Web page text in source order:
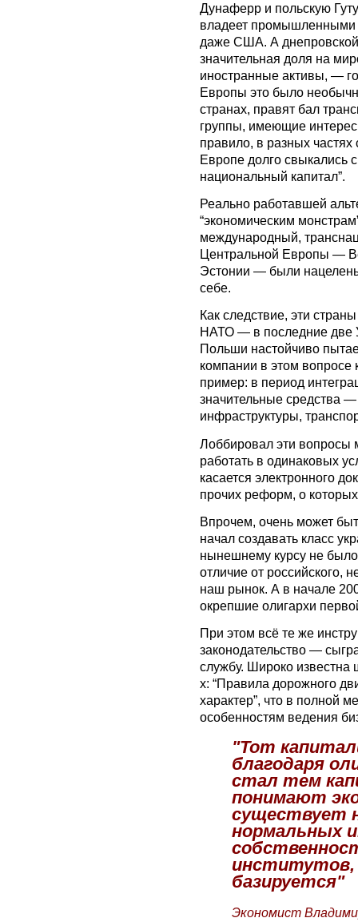
Дунаферр и польскую
владеет промышленными
даже США. А
значительная доля на
иностранные активы, —
Европы это было
странах, правят бал
группы, имеющие
правило, в разных
Европе долго свыкались
национальный капитал”.
Реально работавшей
“экономическим
международный,
Центральной Европы —
Эстонии — были
себе.
Как следствие, эти
НАТО — в последние две
Польши настойчиво
компании в этом вопросе
пример: в период
значительные средства
инфраструктуры,
Лоббировал эти
работать в одинаковых
касается электронного
прочих реформ, о
Впрочем, очень может
начал создавать класс
нынешнему курсу не
отличие от российского,
наш рынок. А в начале
окрепшие олигархи
При этом всё те же
законодательство —
службу. Широко известна
х: “Правила дорожного
характер”, что в полной
особенностям ведения
"Тот
благодаря
стал тем
понимают
существует
нормальных
институтов,
базируется"
Экономист